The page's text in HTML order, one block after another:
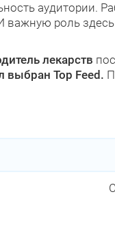
аудитории.
важную роль здесь
лекарств
выбран Top Feed.